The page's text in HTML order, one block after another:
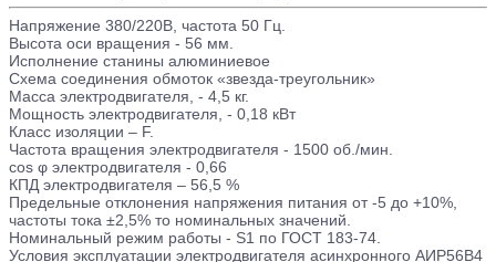
Напряжение 380/220В, частота 50 Гц.
Высота оси вращения - 56 мм.
Исполнение станины алюминиевое
Схема соединения обмоток «звезда-треугольник»
Масса электродвигателя, - 4,5 кг.
Мощность электродвигателя, - 0,18 кВт
Класс изоляции – F.
Частота вращения электродвигателя - 1500 об./мин.
cos φ электродвигателя - 0,66
КПД электродвигателя – 56,5 %
Предельные отклонения напряжения питания от -5 до +10%,
частоты тока ±2,5% то номинальных значений.
Номинальный режим работы - S1 по ГОСТ 183-74.
Условия эксплуатации электродвигателя асинхронного АИР56В4